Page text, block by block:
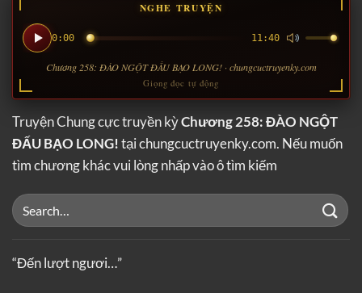
NGHE TRUYỆN
0:00 11:40
Chương 258: ĐÀO NGỘT ĐẤU BẠO LONG! · chungcuctruyenky.com
Giọng đọc tự động
Truyện Chung cực truyền kỳChương 258: ĐÀO NGỘT
ĐẤU BẠO LONG!tại chungcuctruyenky.com. Nếu muốn
tìm chương khác vui lòng nhấp vào ô tìm kiếm
“Đến lượt ngươi…”